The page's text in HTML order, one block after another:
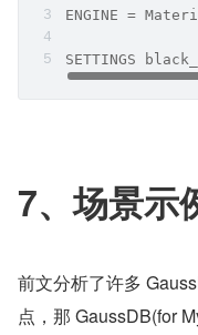
ENGINE =
SETTINGS
7、场景示
前文分析了许多
点，那 GaussDB(for